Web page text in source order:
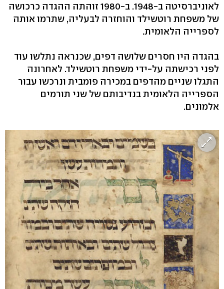
לאוניברסיטה ב-1948. ב-1980 זוהתה ההגדה כרכושה
של משפחת רוטשילד והוחזרה לבעליה, שתרמו אותה
לספרייה הלאומית.
בהגדה היו חסרים שלושה דפים, שכנראה נתלשו עוד
לפני רכישתה על-ידי משפחת רוטשילד. לאחרונה
התגלו שניים מהדפים במכירה פומבית ונרכשו עבור
הספרייה הלאומית בנדיבותם של שני תורמים
אלמונים.